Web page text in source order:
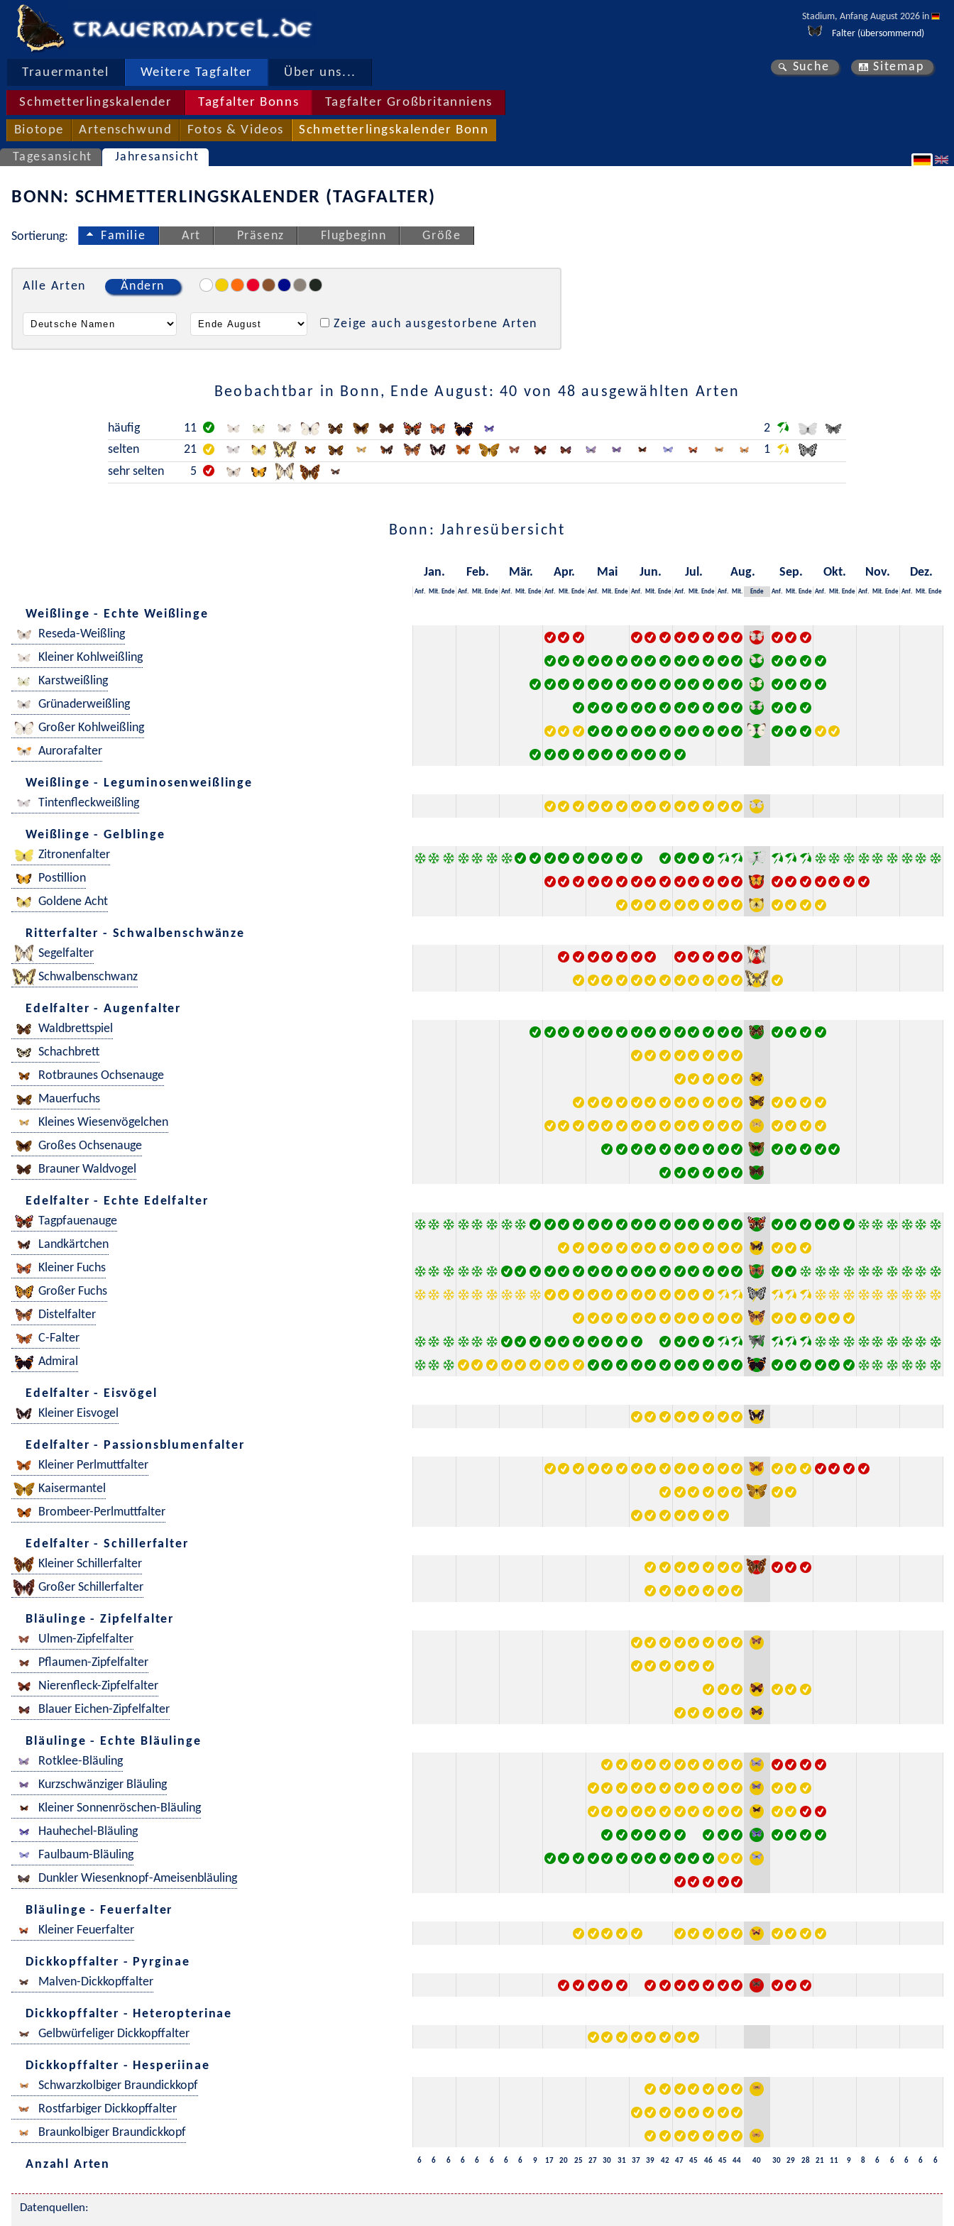
Stadium, Anfang August 2026 in
Falter (übersommernd)
Trauermantel Weitere Tagfalter Über uns...
Schmetterlingskalender Tagfalter Bonns Tagfalter Großbritanniens
Biotope Artenschwund Fotos & Videos Schmetterlingskalender Bonn
Suche Sitemap
Tagesansicht Jahresansicht
BONN: SCHMETTERLINGSKALENDER (TAGFALTER)
Sortierung: Familie Art Präsenz Flugbeginn Größe
Alle Arten Ändern
Zeige auch ausgestorbene Arten
Beobachtbar in Bonn, Ende August: 40 von 48 ausgewählten Arten
häufig 11
2
selten
21
1
sehr selten
5
Bonn: Jahresübersicht
Jan. Feb. Mär. Apr. Mai Jun. Jul. Aug. Sep. Okt. Nov. Dez.
Anf. Mit. Ende Anf. Mit. Ende Anf. Mit. Ende Anf. Mit. Ende Anf. Mit. Ende Anf. Mit. Ende Anf. Mit. Ende Anf. Mit. Ende Anf. Mit. Ende Anf. Mit. Ende Anf. Mit. Ende Anf. Mit. Ende
Weißlinge - Echte Weißlinge
Reseda-Weißling
Kleiner Kohlweißling
Karstweißling
Grünaderweißling
Großer Kohlweißling
Aurorafalter
Weißlinge - Leguminosenweißlinge
Tintenfleckweißling
Weißlinge - Gelblinge
Zitronenfalter
Postillion
Goldene Acht
Ritterfalter - Schwalbenschwänze
Segelfalter
Schwalbenschwanz
Edelfalter - Augenfalter
Waldbrettspiel
Schachbrett
Rotbraunes Ochsenauge
Mauerfuchs
Kleines Wiesenvögelchen
Großes Ochsenauge
Brauner Waldvogel
Edelfalter - Echte Edelfalter
Tagpfauenauge
Landkärtchen
Kleiner Fuchs
Großer Fuchs
Distelfalter
C-Falter
Admiral
Edelfalter - Eisvögel
Kleiner Eisvogel
Edelfalter - Passionsblumenfalter
Kleiner Perlmuttfalter
Kaisermantel
Brombeer-Perlmuttfalter
Edelfalter - Schillerfalter
Kleiner Schillerfalter
Großer Schillerfalter
Bläulinge - Zipfelfalter
Ulmen-Zipfelfalter
Pflaumen-Zipfelfalter
Nierenfleck-Zipfelfalter
Blauer Eichen-Zipfelfalter
Bläulinge - Echte Bläulinge
Rotklee-Bläuling
Kurzschwänziger Bläuling
Kleiner Sonnenröschen-Bläuling
Hauhechel-Bläuling
Faulbaum-Bläuling
Dunkler Wiesenknopf-Ameisenbläuling
Bläulinge - Feuerfalter
Kleiner Feuerfalter
Dickkopffalter - Pyrginae
Malven-Dickkopffalter
Dickkopffalter - Heteropterinae
Gelbwürfeliger Dickkopffalter
Dickkopffalter - Hesperiinae
Schwarzkolbiger Braundickkopf
Rostfarbiger Dickkopffalter
Braunkolbiger Braundickkopf
Anzahl Arten 6 6 6 6 6 6 6 6 9 17 20 25 27 30 31 37 39 42 47 45 46 45 44 40 30 29 28 21 11 9 8 6 6 6 6 6
Datenquellen: